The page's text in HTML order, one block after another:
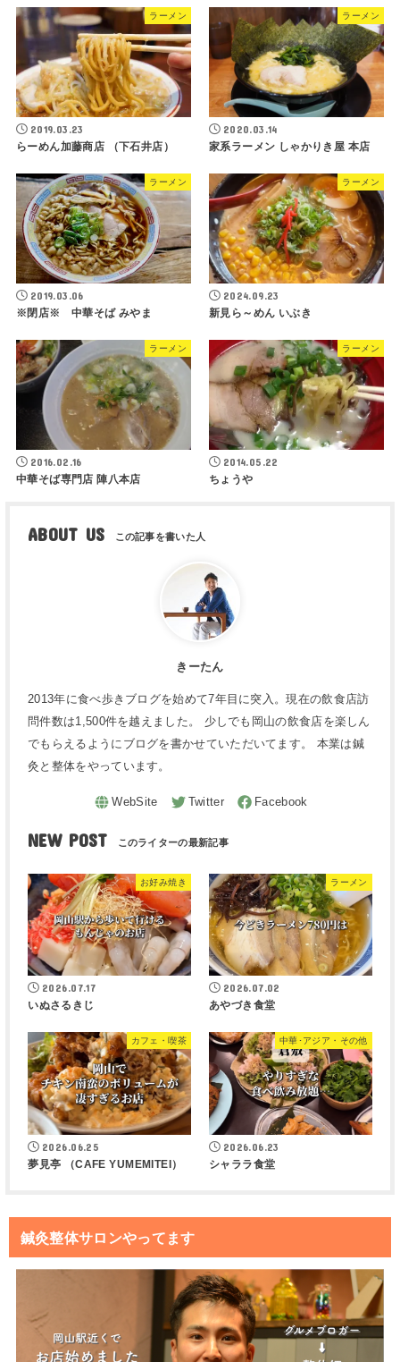
ラーメン
2019.03.23
らーめん加藤商店 （下石井店）
ラーメン
2020.03.14
家系ラーメン しゃかりき屋 本店
ラーメン
2019.03.06
※閉店※ 中華そば みやま
ラーメン
2024.09.23
新見ら～めん いぶき
ラーメン
2016.02.16
中華そば専門店 陣八本店
ラーメン
2014.05.22
ちょうや
ABOUT US
きーたん
2013年に食べ歩きブログを始めて7年目に突入。現在の飲食店訪
問件数は1,500件を越えました。 少しでも岡山の飲食店を楽しん
でもらえるようにブログを書かせていただいてます。 本業は鍼
灸と整体をやっています。
NEW POST
お好み焼き
2026.07.17
いぬさるきじ
ラーメン
2026.07.02
あやづき食堂
カフェ・喫茶
2026.06.25
夢見亭 （CAFE YUMEMITEI）
中華･アジア・その他
2026.06.23
シャララ食堂
鍼灸整体サロンやってます